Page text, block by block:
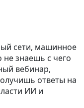
сети, машинное
не знаешь с чего
вебинар,
ответы на
ИИ и